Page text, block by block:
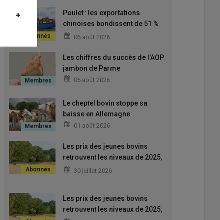
Poulet : les exportations
chinoises bondissent de 51 %
début 2026
06 août 2026
Les chiffres du succès de l’AOP
jambon de Parme
06 août 2026
Le cheptel bovin stoppe sa
baisse en Allemagne
01 août 2026
Les prix des jeunes bovins
retrouvent les niveaux de 2025,
ceux des vaches baissent
30 juillet 2026
Les prix des jeunes bovins
retrouvent les niveaux de 2025,